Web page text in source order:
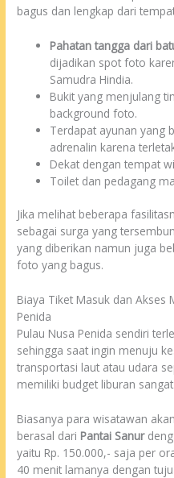
bagus dan lengkap dari
Pahatan tangga dari
dijadikan spot foto
Samudra Hindia.
Bukit yang menjulang
background foto.
Terdapat ayunan yang
adrenalin karena
Dekat dengan tempat
Toilet dan pedagang
Jika melihat beberapa
sebagai surga yang
yang diberikan namun juga
foto yang bagus.
Biaya Tiket Masuk dan Akses
Penida
Pulau Nusa Penida sendiri
sehingga saat ingin menuju
transportasi laut atau udara
memiliki budget liburan
Biasanya para wisatawan
berasal dari Pantai Sanur
yaitu Rp. 150.000,- saja per
40 menit lamanya dengan